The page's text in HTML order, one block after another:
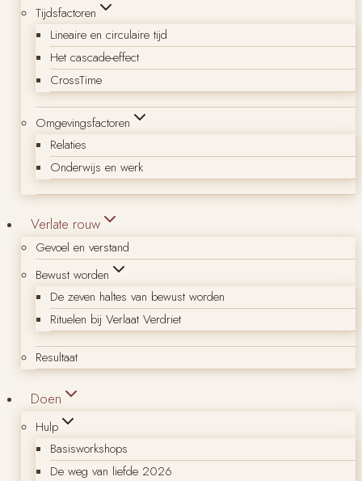
Tijdsfactoren
Lineaire en circulaire tijd
Het cascade-effect
CrossTime
Omgevingsfactoren
Relaties
Onderwijs en werk
Verlate rouw
Gevoel en verstand
Bewust worden
De zeven haltes van bewust worden
Rituelen bij Verlaat Verdriet
Resultaat
Doen
Hulp
Basisworkshops
De weg van liefde 2026